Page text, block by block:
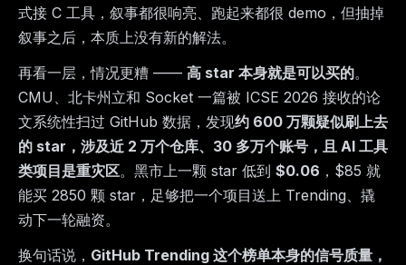
式接 C 工具，叙事都很响亮、跑起来都很 demo，但抽掉
叙事之后，本质上没有新的解法。
再看一层，情况更糟 —— 高 star 本身就是可以买的。
CMU、北卡州立和 Socket 一篇被 ICSE 2026 接收的论
文系统性扫过 GitHub 数据，发现约 600 万颗疑似刷上去
的 star，涉及近 2 万个仓库、30 多万个账号，且 AI 工具
类项目是重灾区。黑市上一颗 star 低到 $0.06 ，$85 就
能买 2850 颗 star，足够把一个项目送上 Trending、撬
动下一轮融资。
换句话说， GitHub Trending 这个榜单本身的信号质量，